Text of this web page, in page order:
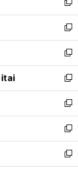
で
開
く
ド
ウ
で
開
く
い
ウ
ィ
ン
ド
ウ
で
開
く
新
し
い
ウ
ィ
ン
ド
ウ
で
開
く
新
し
い
ウ
ィ
ン
ド
ウ
で
開
く
新
し
い
ウ
ィ
ン
ド
ウ
で
開
新
し
い
ウ
ィ
ン
ド
ウ
新
し
い
ウ
ィ
ン
新
し
い
ウ
新
し